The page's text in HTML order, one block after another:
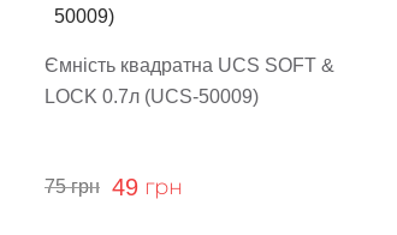
Ємність квадратна UCS SOFT &
LOCK 0.7л (UCS-50009)
75 грн 49 грн